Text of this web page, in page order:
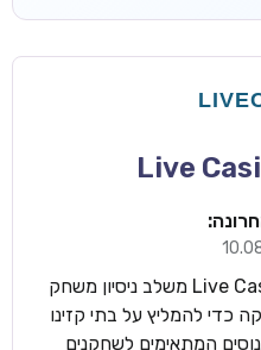
Live
צוות העריכה של Live Casinos Israel משלב ניסיון משחק
כדי להמליץ על בתי קזינו
המתאימים לשחקנים